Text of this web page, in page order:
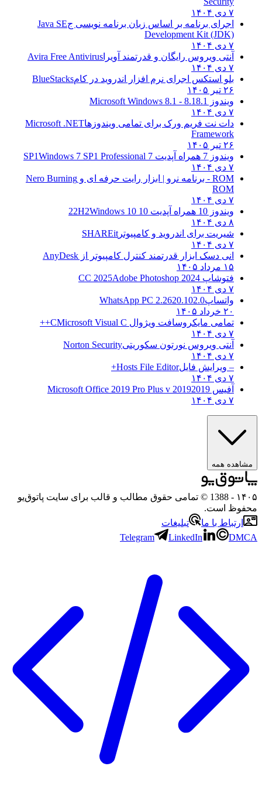
۷ دی ۱۴۰۴
اجرای برنامه بر اساس زبان برنامه نویسی جJava SE
Development Kit (JDK)
۷ دی ۱۴۰۴
آنتی ویروس رایگان و قدرتمند آویرا Avira Free Antivirus
۷ دی ۱۴۰۴
بلو استکس اجرای نرم افزار اندروید در کامBlueStacks
۲۶ تیر ۱۴۰۵
ویندوز 8.1
8.1 - Microsoft Windows 8.1
۷ دی ۱۴۰۴
دات نت فریم ورک برای تمامی ویندوزهاMicrosoft .NET
Framework
۲۶ تیر ۱۴۰۵
ویندوز 7 همراه آپدیت 7 SP1
Windows 7 SP1 Professional
۷ دی ۱۴۰۴
ROM - برنامه نرو | ابزار رایت حرفه ای و
Nero Burning
ROM
۷ دی ۱۴۰۴
ویندوز 10 همراه آپدیت 10 22H2
Windows 10
۸ دی ۱۴۰۴
شیریت برای اندروید و کامپیوتر SHAREit
۷ دی ۱۴۰۴
انی دسک ابزار قدرتمند کنترل کامپیوتر از AnyDesk
۱۵ مرداد ۱۴۰۵
فتوشاپ CC 2025 Adobe Photoshop 2024
۷ دی ۱۴۰۴
واتساپWhatsApp PC 2.2620.102.0
۲۰ خرداد ۱۴۰۵
تمامی مایکروسافت ویژوال C Microsoft Visual C++
۷ دی ۱۴۰۴
آنتی ویروس نورتون سکوریتیNorton Security
۷ دی ۱۴۰۴
– ویرایش فایلHosts File Editor+
۷ دی ۱۴۰۴
آفیس 2019 2019 Microsoft Office 2019 Pro Plus v
۷ دی ۱۴۰۴
مشاهده همه
۱۴۰۵
- 1388 © تمامی حقوق مطالب و قالب برای سایت پاتوق‌یو
محفوظ است.
ارتباط با ما
تبلیغات
Telegram
LinkedIn DMCA